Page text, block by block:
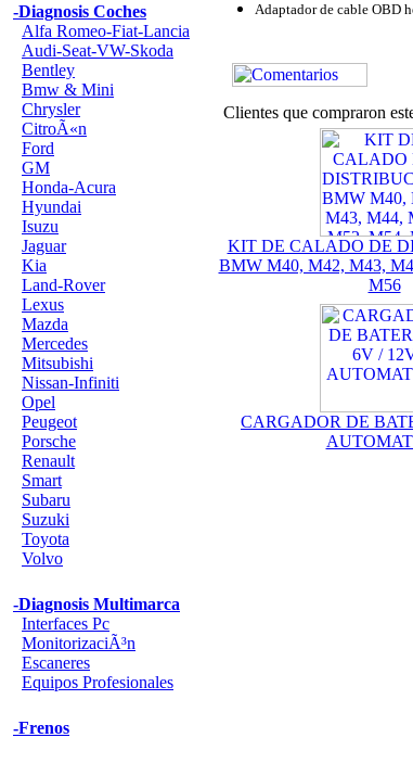
-Diagnosis Coches
Alfa Romeo-Fiat-Lancia
Audi-Seat-VW-Skoda
Bentley
Bmw & Mini
Chrysler
CitroÃ«n
Ford
GM
Honda-Acura
Hyundai
Isuzu
Jaguar
Kia
Land-Rover
Lexus
Mazda
Mercedes
Mitsubishi
Nissan-Infiniti
Opel
Peugeot
Porsche
Renault
Smart
Subaru
Suzuki
Toyota
Volvo
-Diagnosis Multimarca
Interfaces Pc
MonitorizaciÃ³n
Escaneres
Equipos Profesionales
-Frenos
Adaptador de cable OBD
Clientes que compraron
KIT DE CALADO DE
BMW M40, M42, M43,
M56
CARGADOR DE